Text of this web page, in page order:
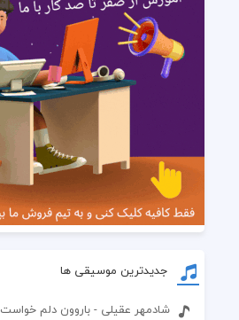
جدیدترین موسیقی ها
شادمهر عقیلی - باروون دلم خواست